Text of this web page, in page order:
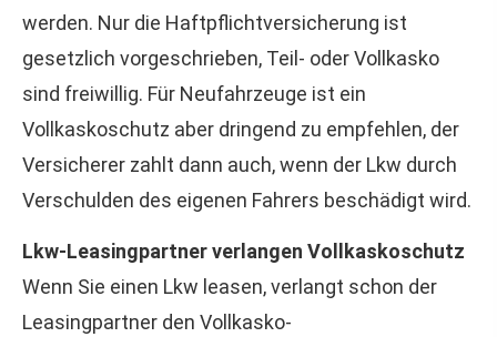
werden. Nur die Haft­pflichtversicherung ist
gesetzlich vorgeschrieben, Teil- oder Vollkasko
sind freiwillig. Für Neufahrzeuge ist ein
Vollkaskoschutz aber dringend zu empfehlen, der
Versicherer zahlt dann auch, wenn der Lkw durch
Verschulden des eigenen Fahrers beschädigt wird.
Lkw-Leasingpartner verlangen Vollkaskoschutz
Wenn Sie einen Lkw leasen, verlangt schon der
Leasingpartner den Vollkasko-